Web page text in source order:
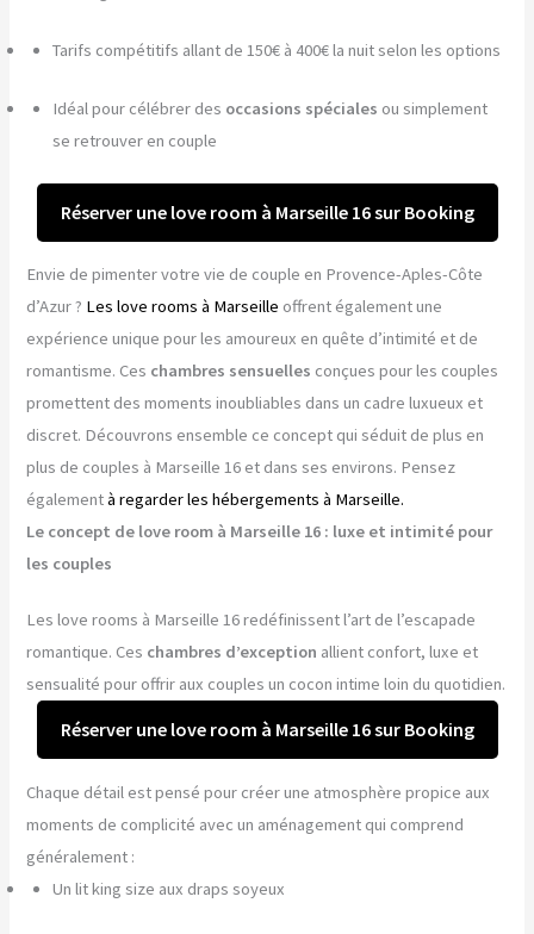
Tarifs compétitifs allant de 150€ à 400€ la nuit selon les options
Idéal pour célébrer des occasions spéciales ou simplement
se retrouver en couple
Réserver une love room à Marseille 16 sur Booking
Envie de pimenter votre vie de couple en Provence-Aples-Côte
d’Azur ? Les love rooms à Marseille offrent également une
expérience unique pour les amoureux en quête d’intimité et de
romantisme. Ces chambres sensuelles conçues pour les couples
promettent des moments inoubliables dans un cadre luxueux et
discret. Découvrons ensemble ce concept qui séduit de plus en
plus de couples à Marseille 16 et dans ses environs. Pensez
égalementà regarder les hébergements à Marseille.
Le concept de love room à Marseille 16 : luxe et intimité pour
les couples
Les love rooms à Marseille 16 redéfinissent l’art de l’escapade
romantique. Ces chambres d’exception allient confort, luxe et
sensualité pour offrir aux couples un cocon intime loin du quotidien.
Réserver une love room à Marseille 16 sur Booking
Chaque détail est pensé pour créer une atmosphère propice aux
moments de complicité avec un aménagement qui comprend
généralement :
Un lit king size aux draps soyeux